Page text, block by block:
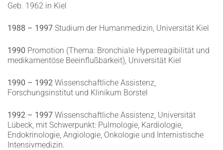
Geb. 1962 in Kiel
1988 – 1997 Studium der Humanmedizin, Universität Kiel
1990 Promotion (Thema: Bronchiale Hyperreagibilität und
medikamentöse Beeinflußbarkeit), Universität Kiel
1990 – 1992 Wissenschaftliche Assistenz,
Forschungsinstitut und Klinikum Borstel
1992 – 1997 Wissenschaftliche Assistenz, Universität
Lübeck, mit Schwerpunkt: Pulmologie, Kardiologie,
Endokrinologie, Angiologie, Onkologie und Internistische
Intensivmedizin.